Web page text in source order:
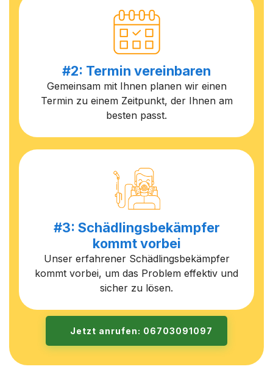
#2: Termin vereinbaren
Gemeinsam mit Ihnen planen wir einen
Termin zu einem Zeitpunkt, der Ihnen am
besten passt.
#3: Schädlingsbekämpfer
kommt vorbei
Unser erfahrener Schädlingsbekämpfer
kommt vorbei, um das Problem effektiv und
sicher zu lösen.
Jetzt anrufen: 06703091097